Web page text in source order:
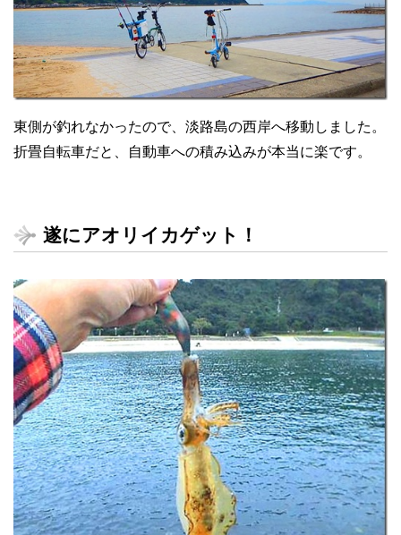
東側が釣れなかったので、淡路島の西岸へ移動しました。
折畳自転車だと、自動車への積み込みが本当に楽です。
遂にアオリイカゲット！